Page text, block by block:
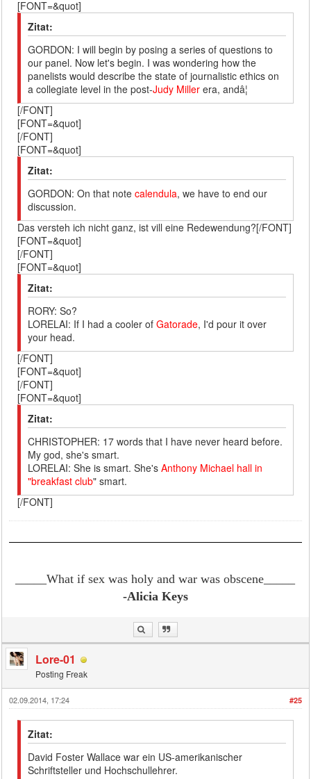
[FONT=&quot]
Zitat:
GORDON: I will begin by posing a series of questions to
our panel. Now let's begin. I was wondering how the
panelists would describe the state of journalistic ethics on
a collegiate level in the post-Judy Millerera, andâ¦
[/FONT]
[FONT=&quot]
[/FONT]
[FONT=&quot]
Zitat:
GORDON: On that notecalendula, we have to end our
discussion.
Das versteh ich nicht ganz, ist vill eine Redewendung?[/FONT]
[FONT=&quot]
[/FONT]
[FONT=&quot]
Zitat:
RORY: So?
LORELAI: If I had a cooler of Gatorade, I'd pour it over
your head.
[/FONT]
[FONT=&quot]
[/FONT]
[FONT=&quot]
Zitat:
CHRISTOPHER: 17 words that I have never heard before.
My god, she's smart.
LORELAI: She is smart. She'sAnthony Michael hall in
"breakfast club" smart.
[/FONT]
_____What if sex was holy and war was obscene
-Alicia Keys
Lore-01
Posting Freak
#25
02.09.2014, 17:24
Zitat:
David Foster Wallace war ein US-amerikanischer
Schriftsteller und Hochschullehrer.